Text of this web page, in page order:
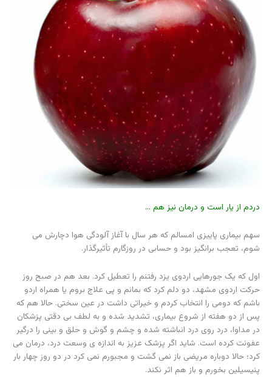
دردم از یار است و درمان نیز هم …
سهم بیماری پاییزی امسالم که هر سال با آغاز آلودگی هوا دچارش می
شوم، تعجب برانگیز بود و حسابی در روزگارم تأثیرگذار.
اول که یک جورهایی اردوی یزد رفتنم را تعطیل کرد. بعد هم در صبح روز
حرکت اردوی مشهد، دو دلم کرد که بمانم و پی علاج بروم یا همراه اردو
باشم که دومی را انتخاب کردم و خیراتی داشت در عین سختی. حالا هم که
پس از دو هفته از شروع بیماری، تشدید شده و به لطف بی دقتی پزشکان
در مداوا، درد روی درد انباشته شده و چشم و گوش و حلق و بینی را درگیر
عفونت کرده است. شاید اگر پزشک عزیز به اندازه ی وسعت درد، درمان می
کرد؛ حالا دوباره مریضی باز نمی گشت و مجبورم نمی کرد در دو روز چهار بار
پنیسیلین بخورم و باز هم اثر نکند.